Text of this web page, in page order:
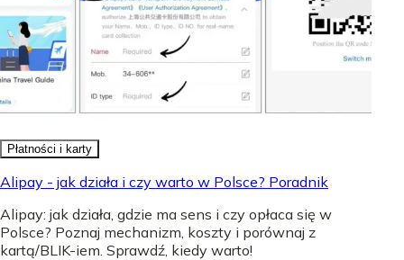
Płatności i karty
Alipay - jak działa i czy warto w Polsce? Poradnik
Alipay: jak działa, gdzie ma sens i czy opłaca się w
Polsce? Poznaj mechanizm, koszty i porównaj z
kartą/BLIK-iem. Sprawdź, kiedy warto!